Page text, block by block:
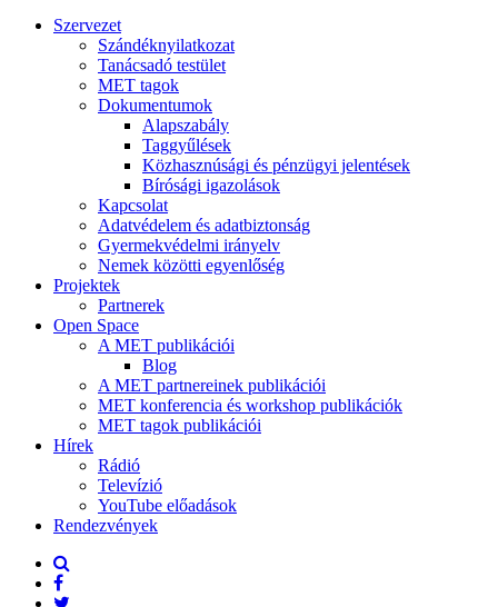
Szervezet
Szándéknyilatkozat
Tanácsadó testület
MET tagok
Dokumentumok
Alapszabály
Taggyűlések
Közhasznúsági és pénzügyi jelentések
Bírósági igazolások
Kapcsolat
Adatvédelem és adatbiztonság
Gyermekvédelmi irányelv
Nemek közötti egyenlőség
Projektek
Partnerek
Open Space
A MET publikációi
Blog
A MET partnereinek publikációi
MET konferencia és workshop publikációk
MET tagok publikációi
Hírek
Rádió
Televízió
YouTube előadások
Rendezvények